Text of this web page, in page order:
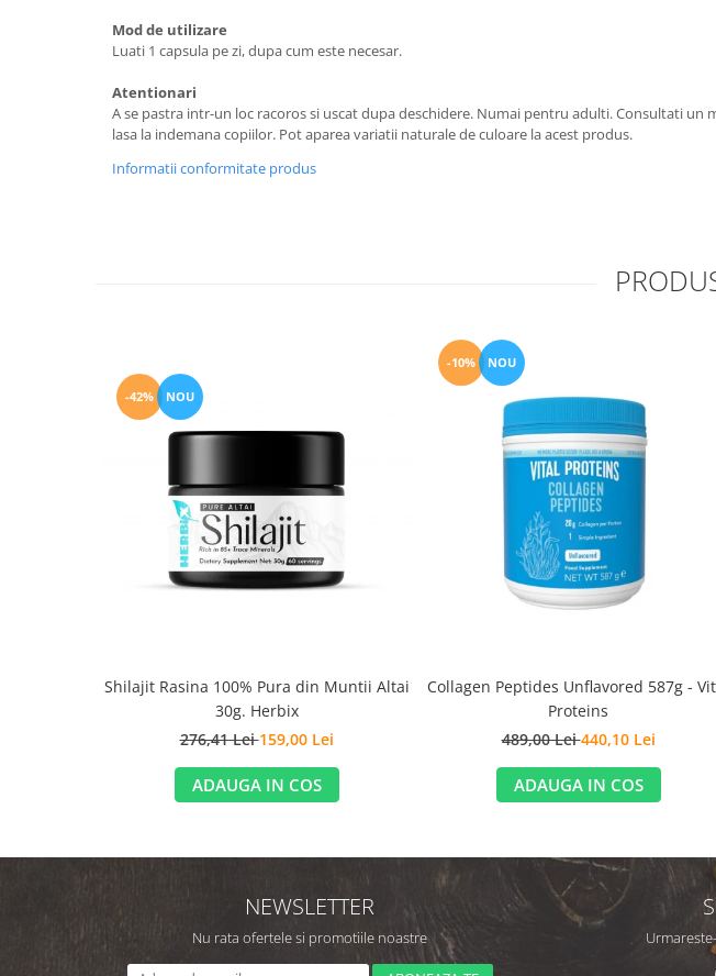
Mod de utilizare
Luati 1 capsula pe zi, dupa cum este necesar.
Atentionari
A se pastra intr-un loc racoros si uscat dupa deschidere. Numai pentru adulti. Consultati
lasa la indemana copiilor. Pot aparea variatii naturale de culoare la acest produs.
Informatii conformitate produs
-42% NOU
Shilajit Rasina 100% Pura din Muntii Altai
30g. Herbix
276,41 Lei159,00 Lei
ADAUGA IN COS
-10% NOU
Collagen Peptides Unflavored 587g -
Proteins
489,00 Lei440,10 Lei
ADAUGA IN COS
NEWSLETTER
Nu rata ofertele si promotiile noastre